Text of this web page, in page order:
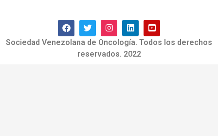
Sociedad Venezolana de Oncología. Todos los derechos
reservados. 2022